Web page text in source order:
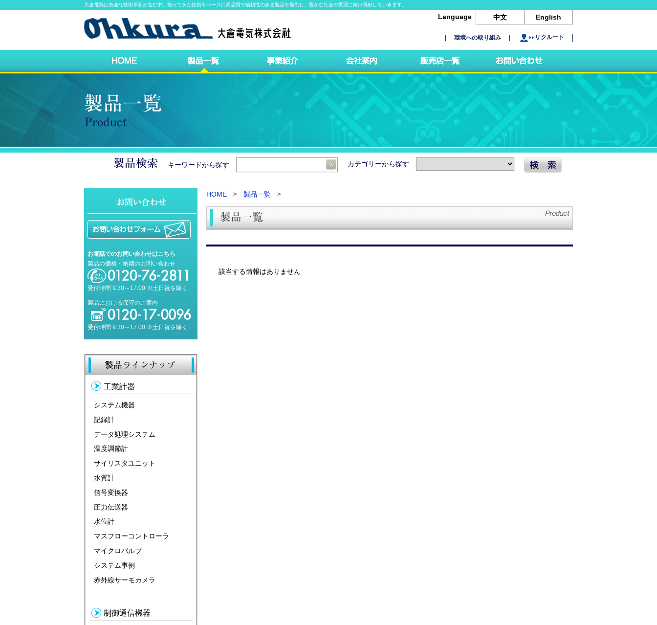
大倉電気は急速な技術革新が進む中、培ってきた技術をベースに高品質で信頼性のある製品を提供し、豊かな社会の実現に向け貢献していきます。
Language 中文 English
環境への取り組み リクルート
キーワードから探す カテゴリーから探す
HOME 製品一覧
該当する情報はありません
お電話でのお問い合わせはこちら
製品の価格・納期のお問い合わせ
受付時間 9:30～17:00 ※土日祝を除く
製品における保守のご案内
受付時間 9:30～17:00 ※土日祝を除く
工業計器
システム機器
記録計
データ処理システム
温度調節計
サイリスタユニット
水質計
信号変換器
圧力伝送器
水位計
マスフローコントローラ
マイクロバルブ
システム事例
赤外線サーモカメラ
制御通信機器